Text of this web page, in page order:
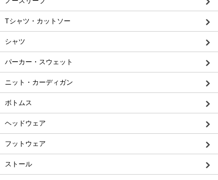
Tシャツ・カットソー
シャツ
パーカー・スウェット
ニット・カーディガン
ボトムス
ヘッドウェア
フットウェア
ストール